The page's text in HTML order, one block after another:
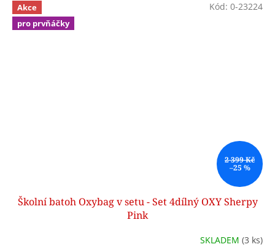
Akce
pro prvňáčky
2 399 Kč
–25 %
Školní batoh Oxybag v setu - Set 4dílný OXY Sherpy
Pink
SKLADEM (3 ks)
Kód: 0-23224